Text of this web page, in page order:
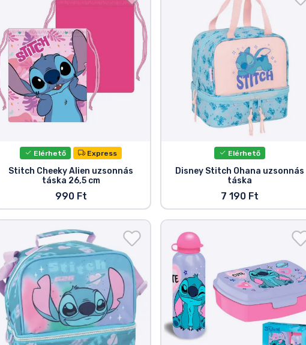
Elérhető Express
Stitch Cheeky Alien uzsonnás
táska 26,5 cm
990 Ft
Elérhető
Disney Stitch Ohana uzsonnás
táska
7 190 Ft